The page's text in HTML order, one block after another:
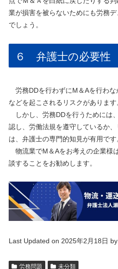
業が損害を被らないためにも労務
でしょう。
６ 弁護士の必要性
労務DDを行わずにM＆Aを行わ
などを起こされるリスクがあります
しかし、労務DDを行うためには
認し、労働法規を遵守しているか
は、弁護士の専門的知見が有用です
物流業でM＆Aをお考えの企業様
談することをお勧めします。
Last Updated on 2025年2月18日
労務問題 未分類